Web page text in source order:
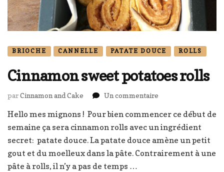
BRIOCHE CANNELLE PATATE DOUCE ROLLS
Cinnamon sweet potatoes rolls
parCinnamon and Cake Un commentaire
sweet
potatoes
rolls
Hello mes mignons ! Pour bien commencer ce début de
semaine ça sera cinnamon rolls avec un ingrédient
secret: patate douce. La patate douce amène un petit
gout et du moelleux dans la pâte. Contrairement à une
pâte à rolls, il n’y a pas de temps …